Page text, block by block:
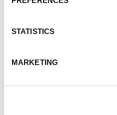
STATISTICS
MARKETING
CLARITO
Clarifi cante policompuesto
polvo. Apto para eliminar